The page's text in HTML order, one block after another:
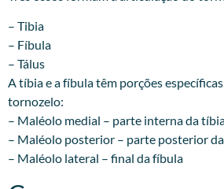
– Tibia
– Fíbula
– Tálus
A tíbia e a fíbula têm porções
tornozelo:
– Maléolo medial – parte interna da
– Maléolo posterior – parte posterior
– Maléolo lateral – final da fíbula